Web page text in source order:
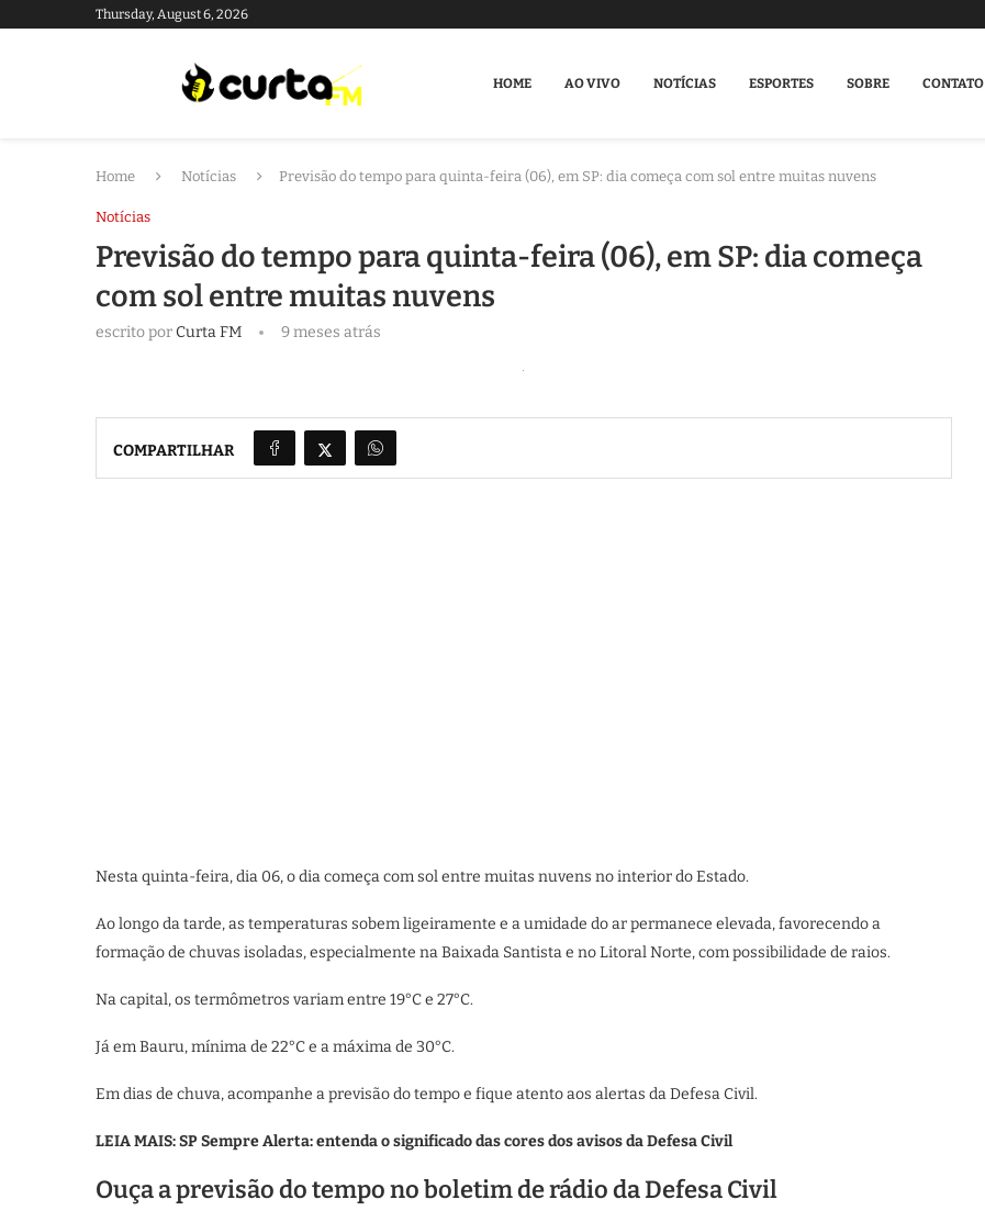
Thursday, August 6, 2026
HOME AO VIVO NOTÍCIAS ESPORTES SOBRE CONTATO
Home Notícias Previsão do tempo para quinta-feira (06), em SP: dia começa com sol entre muitas nuvens
Notícias
Previsão do tempo para quinta-feira (06), em SP: dia começa
com sol entre muitas nuvens
escrito porCurta FM 9 meses atrás
COMPARTILHAR
Nesta quinta-feira, dia 06, o dia começa com sol entre muitas nuvens no interior do Estado.
Ao longo da tarde, as temperaturas sobem ligeiramente e a umidade do ar permanece elevada, favorecendo a
formação de chuvas isoladas, especialmente na Baixada Santista e no Litoral Norte, com possibilidade de raios.
Na capital, os termômetros variam entre 19°C e 27°C.
Já em Bauru, mínima de 22°C e a máxima de 30°C.
Em dias de chuva, acompanhe a previsão do tempo e fique atento aos alertas da Defesa Civil.
LEIA MAIS: SP Sempre Alerta: entenda o significado das cores dos avisos da Defesa Civil
Ouça a previsão do tempo no boletim de rádio da Defesa Civil